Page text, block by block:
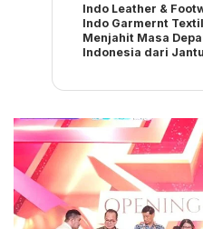
Indo Leather &
Indo Garmernt
Menjahit Masa
Indonesia dari